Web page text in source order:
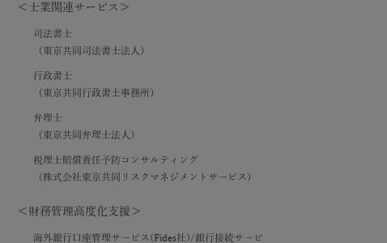
＜士業関連サービス＞
司法書士
（東京共同司法書士法人）
行政書士
（東京共同行政書士事務所）
弁理士
（東京共同弁理士法人）
税理士賠償責任予防コンサルティング
（株式会社東京共同リスクマネジメントサービス）
＜財務管理高度化支援＞
海外銀行口座管理サービス(Fides社)/銀行接続サービ